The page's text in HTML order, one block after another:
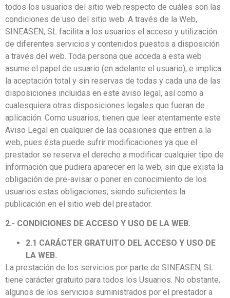
todos los usuarios del sitio web respecto de cuáles son las
condiciones de uso del sitio web. A través de la Web,
SINEASEN, SL facilita a los usuarios el acceso y utilización
de diferentes servicios y contenidos puestos a disposición
a través del web. Toda persona que acceda a esta web
asume el papel de usuario (en adelante el usuario), e implica
la aceptación total y sin reservas de todas y cada una de las
disposiciones incluidas en este aviso legal, así como a
cualesquiera otras disposiciones legales que fueran de
aplicación. Como usuarios, tienen que leer atentamente este
Aviso Legal en cualquier de las ocasiones que entren a la
web, pues ésta puede sufrir modificaciones ya que el
prestador se reserva el derecho a modificar cualquier tipo de
información que pudiera aparecer en la web, sin que exista la
obligación de pre-avisar o poner en conocimiento de los
usuarios estas obligaciones, siendo suficientes la
publicación en el sitio web del prestador.
2.- CONDICIONES DE ACCESO Y USO DE LA WEB.
2.1 CARÁCTER GRATUITO DEL ACCESO Y USO DE
LA WEB.
La prestación de los servicios por parte de SINEASEN, SL
tiene carácter gratuito para todos los Usuarios. No obstante,
algunos de los servicios suministrados por el prestador a